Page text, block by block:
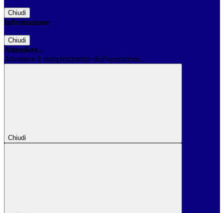
Chiudi
Informazione
Chiudi
Attendere...
Attendere il completamento dell'operazione...
Chiudi